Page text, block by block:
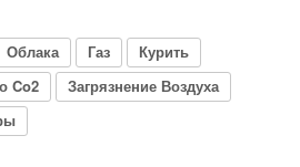
Облака Газ
Курить
Co2
Загрязнение Воздуха